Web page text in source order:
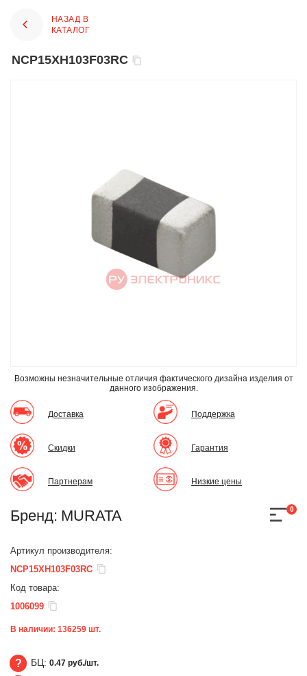
НАЗАД В
КАТАЛОГ
NCP15XH103F03RC
Возможны незначительные отличия фактического дизайна изделия от
данного изображения.
Доставка
Скидки
Партнерам
Поддержка
Гарантия
Низкие цены
Бренд: MURATA 0
Артикул производителя:
NCP15XH103F03RC
Код товара:
1006099
В наличии: 136259 шт.
БЦ: 0.47 руб./шт.